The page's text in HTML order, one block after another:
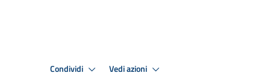
Condividi Vedi azioni